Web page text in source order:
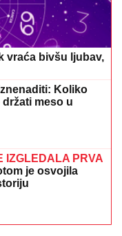
vraća bivšu ljubav,
Koliko
meso u
IZGLEDALA PRVA
je osvojila